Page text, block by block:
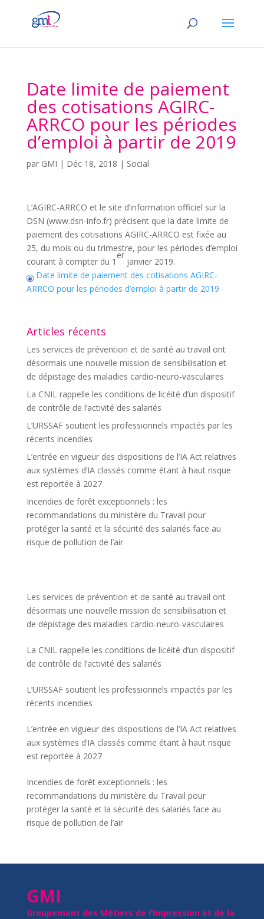
Date limite de paiement
des cotisations AGIRC-
ARRCO pour les périodes
d’emploi à partir de 2019
par GMI | Déc 18, 2018 | Social
L’AGIRC-ARRCO et le site d’information officiel sur la
DSN (www.dsn-info.fr) précisent que la date limite de
paiement des cotisations AGIRC-ARRCO est fixée au
25, du mois ou du trimestre, pour les périodes d’emploi
courant à compter du 1
er
janvier 2019.
Date limite de paiement des cotisations AGIRC-
ARRCO pour les périodes d’emploi à partir de 2019
Articles récents
Les services de prévention et de santé au travail ont
désormais une nouvelle mission de sensibilisation et
de dépistage des maladies cardio-neuro-vasculaires
La CNIL rappelle les conditions de licéité d’un dispositif
de contrôle de l’activité des salariés
L’URSSAF soutient les professionnels impactés par les
récents incendies
L’entrée en vigueur des dispositions de l’IA Act relatives
aux systèmes d’IA classés comme étant à haut risque
est reportée à 2027
Incendies de forêt exceptionnels : les
recommandations du ministère du Travail pour
protéger la santé et la sécurité des salariés face au
risque de pollution de l’air
Les services de prévention et de santé au travail ont
désormais une nouvelle mission de sensibilisation et
de dépistage des maladies cardio-neuro-vasculaires
La CNIL rappelle les conditions de licéité d’un dispositif
de contrôle de l’activité des salariés
L’URSSAF soutient les professionnels impactés par les
récents incendies
L’entrée en vigueur des dispositions de l’IA Act relatives
aux systèmes d’IA classés comme étant à haut risque
est reportée à 2027
Incendies de forêt exceptionnels : les
recommandations du ministère du Travail pour
protéger la santé et la sécurité des salariés face au
risque de pollution de l’air
GMI
Groupement des Métiers de l’Impression et de la